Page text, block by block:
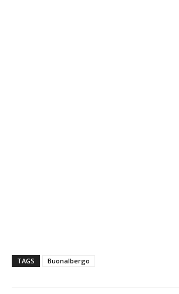
TAGS Buonalbergo